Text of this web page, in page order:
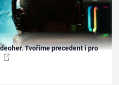
Tvoříme precedent i pro